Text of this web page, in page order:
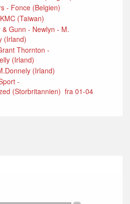
- Fonce (Belgien)
(Taiwan)
& Gunn - Newlyn - M.
(Irland)
Thornton -
(Irland)
(Irland)
-
(Storbritannien) fra 01-04